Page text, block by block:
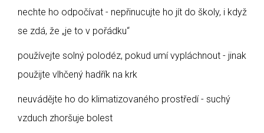
nechte ho odpočívat - nepřinucujte ho jít do školy, i když
se zdá, že „je to v pořádku“
používejte solný polodéz, pokud umí vypláchnout - jinak
použijte vlhčený hadřík na krk
neuvádějte ho do klimatizovaného prostředí - suchý
vzduch zhoršuje bolest